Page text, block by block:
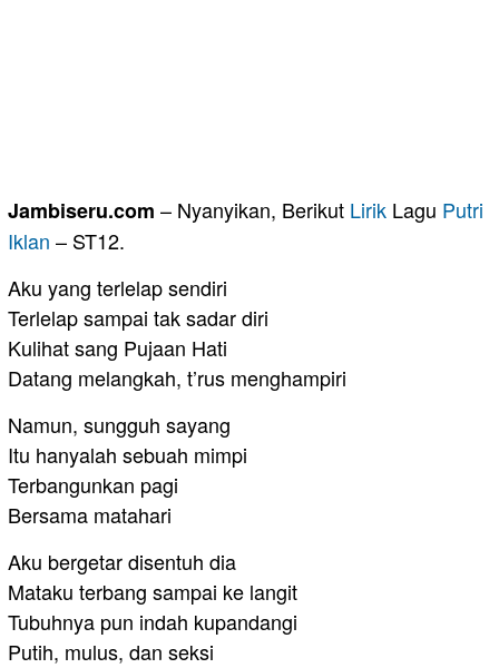
Jambiseru.com – Nyanyikan, Berikut Lirik Lagu Putri
Iklan – ST12.
Aku yang terlelap sendiri
Terlelap sampai tak sadar diri
Kulihat sang Pujaan Hati
Datang melangkah, t’rus menghampiri
Namun, sungguh sayang
Itu hanyalah sebuah mimpi
Terbangunkan pagi
Bersama matahari
Aku bergetar disentuh dia
Mataku terbang sampai ke langit
Tubuhnya pun indah kupandangi
Putih, mulus, dan seksi